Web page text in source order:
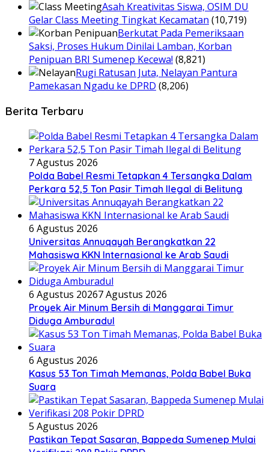
Asah Kreativitas Siswa, OSIM DU
Gelar Class Meeting Tingkat Kecamatan (10,719)
Berkutat Pada Pemeriksaan
Saksi, Proses Hukum Dinilai Lamban, Korban
Penipuan BRI Sumenep Kecewa! (8,821)
Rugi Ratusan Juta, Nelayan Pantura
Pamekasan Ngadu ke DPRD (8,206)
Berita Terbaru
7 Agustus 2026
Polda Babel Resmi Tetapkan 4 Tersangka Dalam
Perkara 52,5 Ton Pasir Timah Ilegal di Belitung
6 Agustus 2026
Universitas Annuqayah Berangkatkan 22
Mahasiswa KKN Internasional ke Arab Saudi
6 Agustus 20267 Agustus 2026
Proyek Air Minum Bersih di Manggarai Timur
Diduga Amburadul
6 Agustus 2026
Kasus 53 Ton Timah Memanas, Polda Babel Buka
Suara
5 Agustus 2026
Pastikan Tepat Sasaran, Bappeda Sumenep Mulai